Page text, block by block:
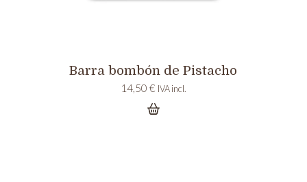
Barra bombón de Pistacho
14,50 € IVA incl.